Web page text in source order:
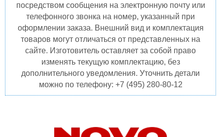
посредством сообщения на электронную почту или
телефонного звонка на номер, указанный при
оформлении заказа. Внешний вид и комплектация
товаров могут отличаться от представленных на
сайте. Изготовитель оставляет за собой право
изменять текущую комплектацию, без
дополнительного уведомления. Уточнить детали
можно по телефону: +7 (495) 280-80-12